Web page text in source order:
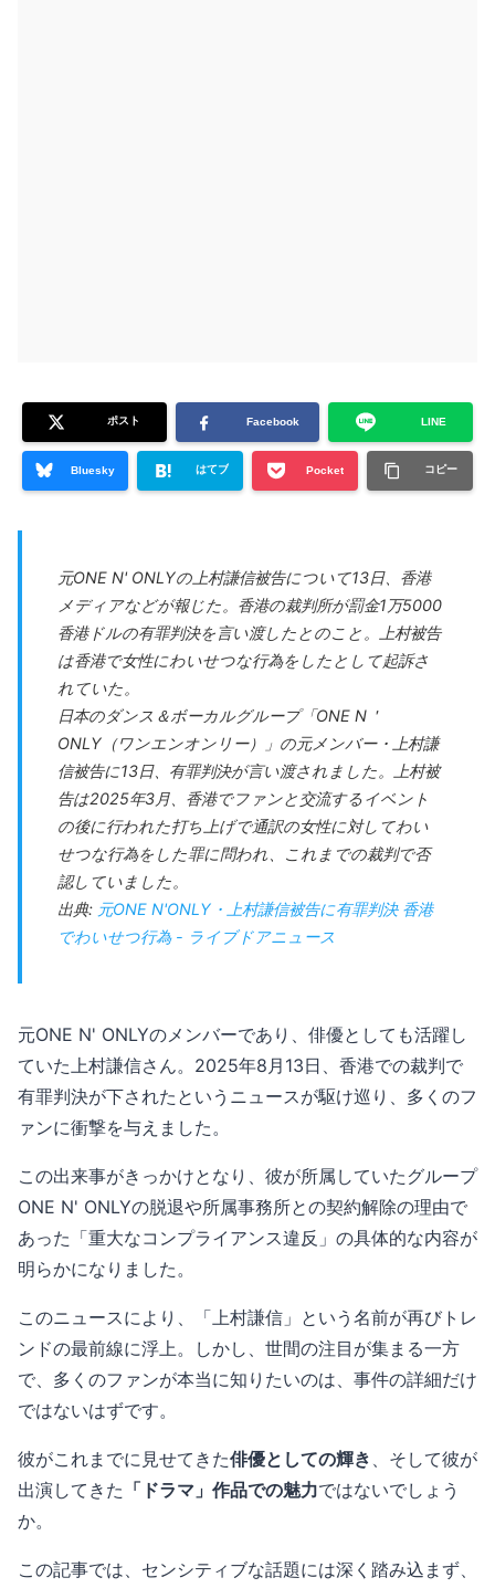
ポスト Facebook LINE
Bluesky はてブ Pocket コピー
元ONE N' ONLYの上村謙信被告について13日、香港
メディアなどが報じた。香港の裁判所が罰金1万5000
香港ドルの有罪判決を言い渡したとのこと。上村被告
は香港で女性にわいせつな行為をしたとして起訴さ
れていた。
日本のダンス＆ボーカルグループ「ONE N＇
ONLY（ワンエンオンリー）」の元メンバー・上村謙
信被告に13日、有罪判決が言い渡されました。上村被
告は2025年3月、香港でファンと交流するイベント
の後に行われた打ち上げで通訳の女性に対してわい
せつな行為をした罪に問われ、これまでの裁判で否
認していました。
出典: 元ONE N'ONLY・上村謙信被告に有罪判決 香港
でわいせつ行為 - ライブドアニュース
元ONE N' ONLYのメンバーであり、俳優としても活躍し
ていた上村謙信さん。2025年8月13日、香港での裁判で
有罪判決が下されたというニュースが駆け巡り、多くのフ
ァンに衝撃を与えました。
この出来事がきっかけとなり、彼が所属していたグループ
ONE N' ONLYの脱退や所属事務所との契約解除の理由で
あった「重大なコンプライアンス違反」の具体的な内容が
明らかになりました。
このニュースにより、「上村謙信」という名前が再びトレ
ンドの最前線に浮上。しかし、世間の注目が集まる一方
で、多くのファンが本当に知りたいのは、事件の詳細だけ
ではないはずです。
彼がこれまでに見せてきた俳優としての輝き 、そして彼が
出演してきた 「ドラマ」作品での魅力ではないでしょう
か。
この記事では、センシティブな話題には深く踏み込まず、